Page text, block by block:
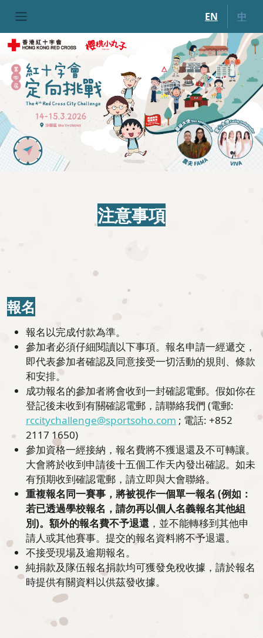
EN 中
注意事項
報名
報名以完成付款為準。
參加者必須仔細閱讀以下事項。報名申請一經遞交，
即代表參加者確認及同意接受一切活動的規則、條款
和安排。
成功報名的參加者將會收到一封確認電郵。假如你在
登記後未收到有關確認電郵，請聯絡我們 (電郵:
rccitychallenge@sportsoho.com ; 電話: +852
2117 1650)
參加資格一經接納，報名費將不獲退還及不可轉讓。
大會將於收到申請後十五個工作天內發出確認。如未
有預期收到確認電郵，請立即與大會聯絡。
重複報名同一賽事，將被視作一個單一報名 (例如：
若已透過學校報名，請勿再以個人名義報名其他組
別)。額外的報名費不予退還 ，並不能轉移到其他申
請人或其他賽事。提交的報名資料將不予退還。
不接受現場及逾期報名。
純捐款及隊伍報名捐款均可獲發免稅收據，請於報名
時提供有關資料以供茲發收據。